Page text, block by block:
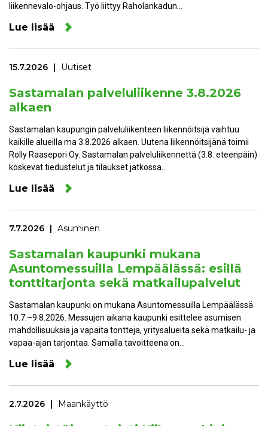
liikennevalo-ohjaus. Työ liittyy Raholankadun…
Lue lisää
15.7.2026 Uutiset
Sastamalan palveluliikenne 3.8.2026
alkaen
Sastamalan kaupungin palveluliikenteen liikennöitsijä vaihtuu
kaikille alueilla ma 3.8.2026 alkaen. Uutena liikennöitsijänä toimii
Rolly Raasepori Oy. Sastamalan palveluliikennettä (3.8. eteenpäin)
koskevat tiedustelut ja tilaukset jatkossa…
Lue lisää
7.7.2026 Asuminen
Sastamalan kaupunki mukana
Asuntomessuilla Lempäälässä: esillä
tonttitarjonta sekä matkailupalvelut
Sastamalan kaupunki on mukana Asuntomessuilla Lempäälässä
10.7.–9.8.2026. Messujen aikana kaupunki esittelee asumisen
mahdollisuuksia ja vapaita tontteja, yritysalueita sekä matkailu- ja
vapaa-ajan tarjontaa. Samalla tavoitteena on…
Lue lisää
2.7.2026 Maankäyttö